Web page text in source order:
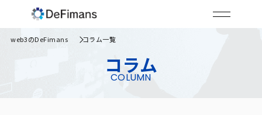
コラム
COLUMN
web3のDeFimans コラム一覧